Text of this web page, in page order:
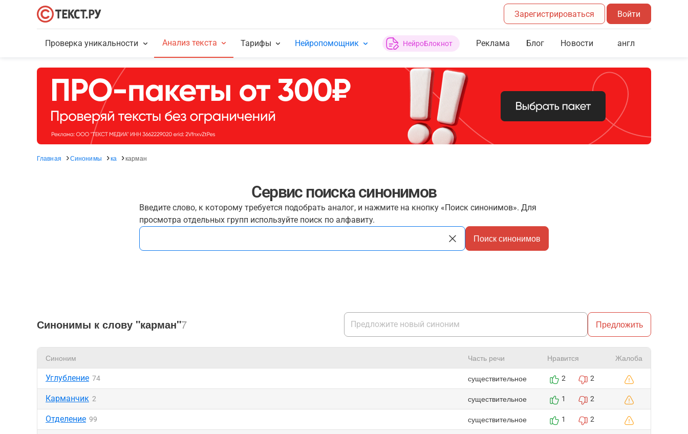
Зарегистрироваться Войти
Проверка уникальности Анализ текста Тарифы Нейропомощник НейроБлокнот Реклама Блог Новости англ
Главная Синонимы ка карман
Сервис поиска синонимов
Введите слово, к которому требуется подобрать аналог, и нажмите на кнопку «Поиск синонимов». Для
просмотра отдельных групп используйте поиск по алфавиту.
Поиск синонимов
Синонимы к слову "карман"7 Предложить
Синоним Часть речи Нравится Жалоба
Углубление 74 существительное 2 2
Карманчик 2 существительное 1 2
Отделение 99 существительное 1 2